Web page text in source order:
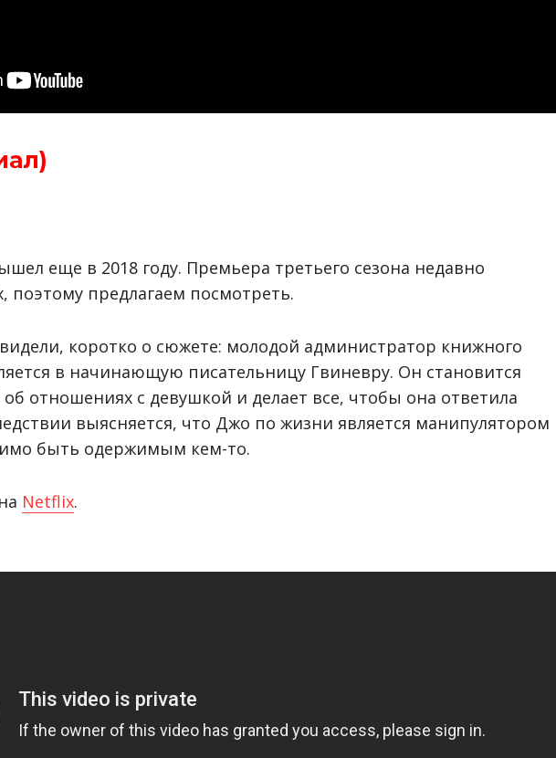
еще в 2018 году. Премьера третьего сезона недавно
поэтому предлагаем посмотреть.
коротко о сюжете: молодой администратор книжного
в начинающую писательницу Гвиневру. Он становится
отношениях с девушкой и делает все, чтобы она ответила
выясняется, что Джо по жизни является манипулятором
быть одержимым кем-то.
Netflix.